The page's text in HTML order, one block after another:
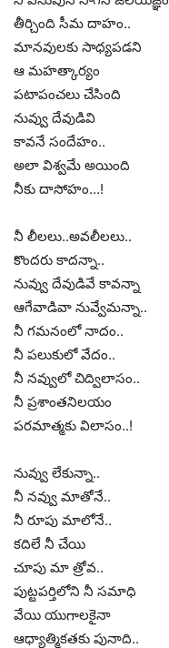
తీర్చింది సీమ దాహం..
మానవులకు సాధ్యపడని
ఆ మహత్కార్యం
పటాపంచలు చేసింది
నువ్వు దేవుడివి
కావనే సందేహం..
అలా విశ్వమే అయింది
నీకు దాసోహం…!
నీ లీలలు..అవలీలలు..
కొందరు కాదన్నా..
నువ్వు దేవుడివే కావన్నా
ఆగేవాడివా నువ్వేమన్నా..
నీ గమనంలో నాదం..
నీ పలుకులో వేదం..
నీ నవ్వులో చిద్విలాసం..
నీ ప్రశాంతనిలయం
పరమాత్మకు విలాసం..!
నువ్వు లేకున్నా..
నీ నవ్వు మాతోనే..
నీ రూపు మాలోనే..
కదిలే నీ చేయి
చూపు మా త్రోవ..
పుట్టపర్తిలోని నీ సమాధి
వేయి యుగాలకైనా
ఆధ్యాత్మికతకు పునాది..